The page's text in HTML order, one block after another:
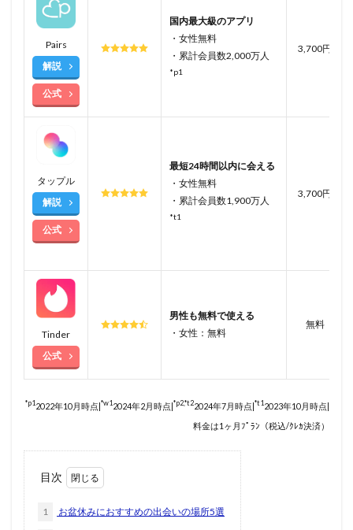
Pairs
解説
公式
国内最大級のアプリ
・女性無料
・累計会員数2,000万人
*p1
3,700円
タップル
解説
公式
最短24時間以内に会える
・女性無料
・累計会員数1,900万人
*t1
3,700円
Tinder
公式
男性も無料で使える
・女性：無料
無料
*p12022年10月時点|*w12024年2月時点|*p2,*t22024年7月時点|*t12023年10月時点|
料金は1ヶ月ﾌﾟﾗﾝ（税込/ｸﾚｶ決済）
目次
1 お盆休みにおすすめの出会いの場所5選